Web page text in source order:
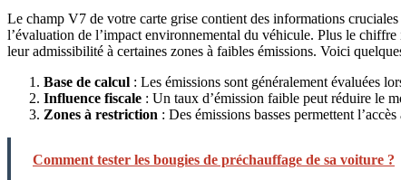
Le champ V7 de votre carte grise contient des informations
l’évaluation de l’impact environnemental du véhicule. Plus le
leur admissibilité à certaines zones à faibles émissions. Voici
Base de calcul : Les émissions sont généralement évaluées
Influence fiscale : Un taux d’émission faible peut réduire le
Zones à restriction : Des émissions basses permettent
Comment tester les bougies de préchauffage de sa voiture ?